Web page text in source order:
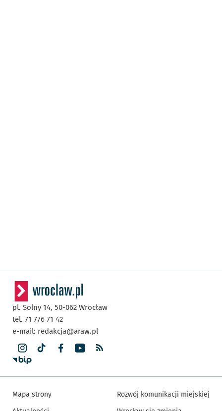
pl. Solny 14, 50-062 Wrocław
tel. 71 776 71 42
e-mail: redakcja@araw.pl
Mapa strony
Rozwój komunikacji miejskiej